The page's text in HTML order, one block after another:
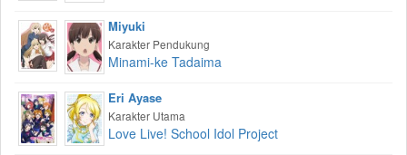
Miyuki
Karakter Pendukung
Minami-ke Tadaima
Eri Ayase
Karakter Utama
Love Live! School Idol Project